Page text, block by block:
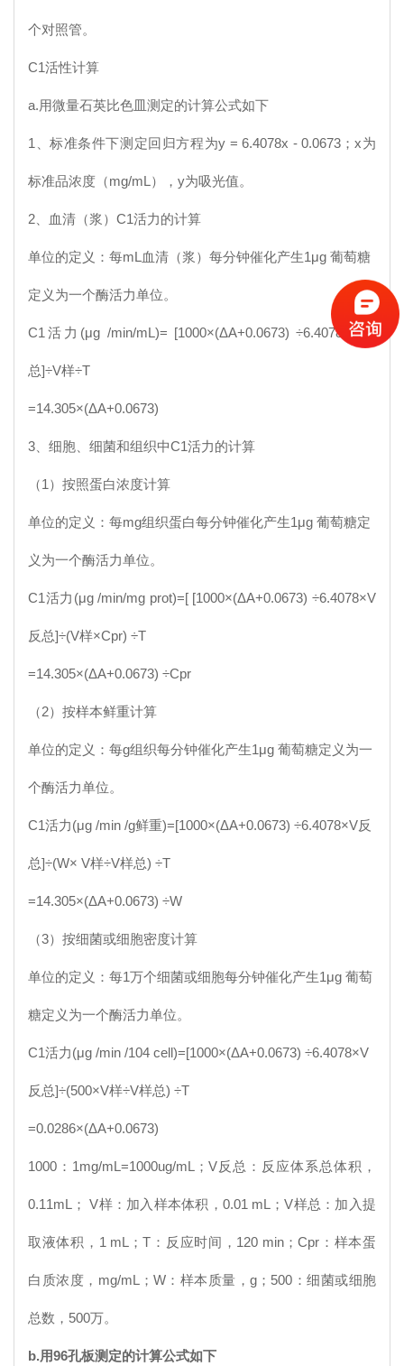
个对照管。
C1活性计算
a.用微量石英比色皿测定的计算公式如下
1、标准条件下测定回归方程为y = 6.4078x - 0.0673；x为
标准品浓度（mg/mL），y为吸光值。
2、血清（浆） C1活力的计算
单位的定义：每mL血清（浆）每分钟催化产生1μg 葡萄糖
定义为一个酶活力单位。
C1 活力(μg /min/mL)= [1000×(ΔA+0.0673) ÷6.4078×V反
总]÷V样÷T
=14.305×(ΔA+0.0673)
3、细胞、细菌和组织中C1活力的计算
（1）按照蛋白浓度计算
单位的定义：每mg组织蛋白每分钟催化产生1μg 葡萄糖定
义为一个酶活力单位。
C1活力(μg /min/mg prot)=[ [1000×(ΔA+0.0673) ÷6.4078×V
反总]÷(V样×Cpr) ÷T
=14.305×(ΔA+0.0673) ÷Cpr
（2）按样本鲜重计算
单位的定义：每g组织每分钟催化产生1μg 葡萄糖定义为一
个酶活力单位。
C1活力(μg /min /g鲜重)=[1000×(ΔA+0.0673) ÷6.4078×V反
总]÷(W× V样÷V样总) ÷T
=14.305×(ΔA+0.0673) ÷W
（3）按细菌或细胞密度计算
单位的定义：每1万个细菌或细胞每分钟催化产生1μg 葡萄
糖定义为一个酶活力单位。
C1活力(μg /min /104 cell)=[1000×(ΔA+0.0673) ÷6.4078×V
反总]÷(500×V样÷V样总) ÷T
=0.0286×(ΔA+0.0673)
1000：1mg/mL=1000ug/mL；V反总：反应体系总体积，
0.11mL； V样：加入样本体积，0.01 mL；V样总：加入提
取液体积，1 mL；T：反应时间，120 min；Cpr：样本蛋
白质浓度，mg/mL；W：样本质量，g；500：细菌或细胞
总数，500万。
b.用96孔板测定的计算公式如下